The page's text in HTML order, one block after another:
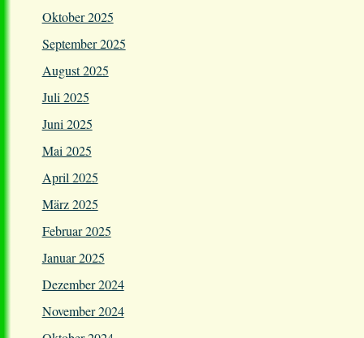
Oktober 2025
September 2025
August 2025
Juli 2025
Juni 2025
Mai 2025
April 2025
März 2025
Februar 2025
Januar 2025
Dezember 2024
November 2024